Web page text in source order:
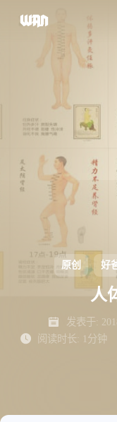
关
shift 打开
D 深色
S 站内
H 返回
L 友
原创 好
人
发表于:
阅读时长: 1分钟